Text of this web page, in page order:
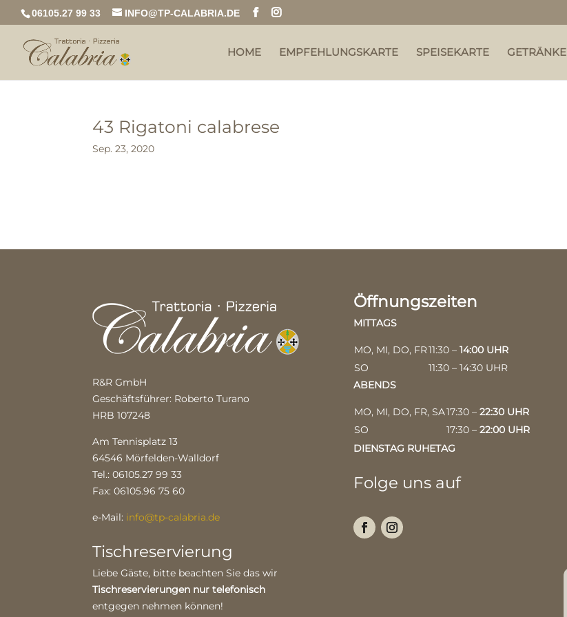
06105.27 99 33 INFO@TP-CALABRIA.DE
HOME EMPFEHLUNGSKARTE SPEISEKARTE GETRÄNKE
43 Rigatoni calabrese
Sep. 23, 2020
R&R GmbH
Geschäftsführer: Roberto Turano
HRB 107248
Am Tennisplatz 13
64546 Mörfelden-Walldorf
Tel.: 06105.27 99 33
Fax: 06105.96 75 60
e-Mail: info@tp-calabria.de
Tischreservierung
Liebe Gäste, bitte beachten Sie das wir
Tischreservierungen nur telefonisch
entgegen nehmen können!
Öffnungszeiten
MITTAGS
MO, MI, DO, FR11:30 – 14:00 UHR
SO
11:30 – 14:30 UHR
ABENDS
MO, MI, DO, FR, SA17:30 – 22:30 UHR
SO
17:30 – 22:00 UHR
DIENSTAG RUHETAG
Folge uns auf